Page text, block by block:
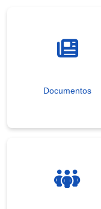
Documentos